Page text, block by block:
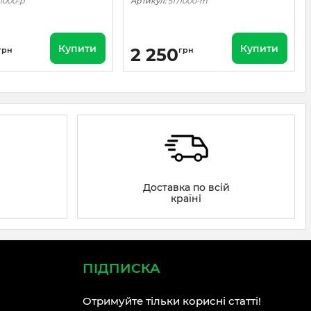
Купити 2 250грн Купити
Доставка по всій
країні
ПІДПИСКА
Отримуйте тільки корисні статті!